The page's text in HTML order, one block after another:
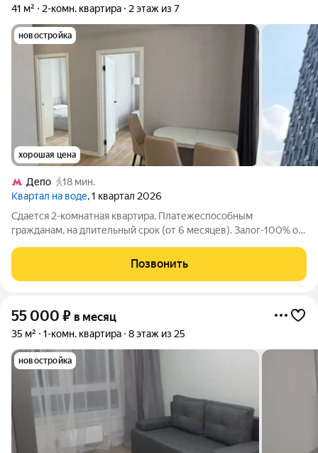
41 м² 2-комн. квартира 2 этаж из 7
новостройка
хорошая цена
Депо
18 мин.
Квартал на воде, 1 квартал 2026
Сдается 2-комнатная квартира. Платежеспособным
гражданам, на длительный срок (от 6 месяцев). Залог-100% от
доме: 7 Ремонт: дизайнерский Отопление: центральное
Санузел: совместный Спальные
Позвонить
55 000 ₽ в месяц
35 м² 1-комн. квартира 8 этаж из 25
новостройка